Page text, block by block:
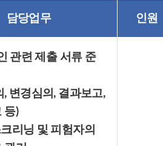
담당업무 인원
관련 제출 서류 준
, 변경심의, 결과보고,
등)
리닝 및 피험자의